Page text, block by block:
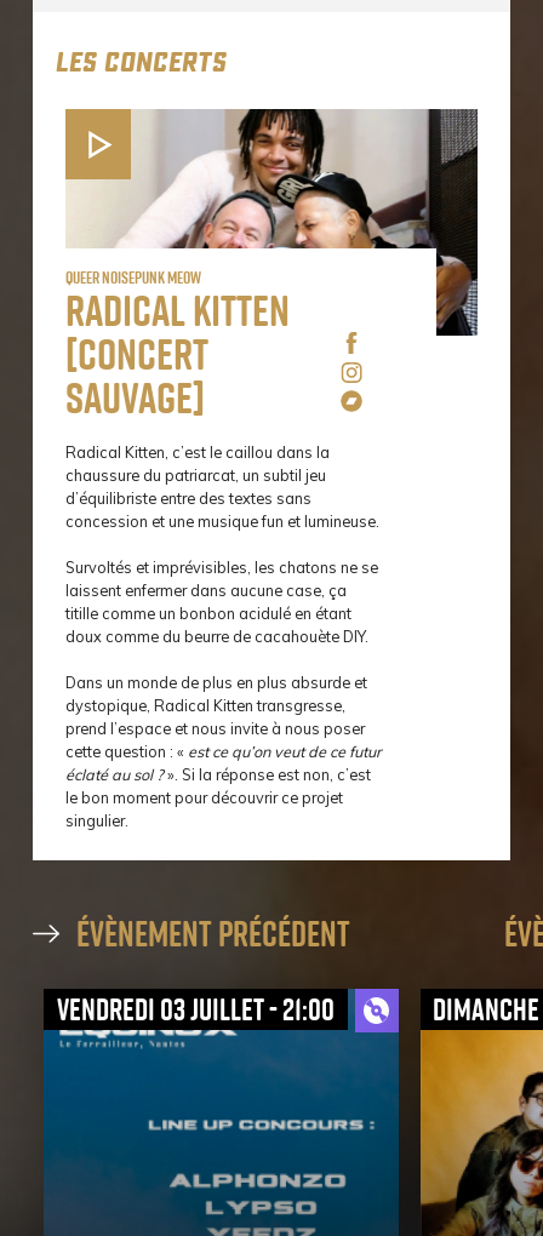
LES CONCERTS
queer noisepunk meow
Radical Kitten
[concert
sauvage]
Radical Kitten, c’est le caillou dans la
chaussure du patriarcat, un subtil jeu
d’équilibriste entre des textes sans
concession et une musique fun et lumineuse.
Survoltés et imprévisibles, les chatons ne se
laissent enfermer dans aucune case, ça
titille comme un bonbon acidulé en étant
doux comme du beurre de cacahouète DIY.
Dans un monde de plus en plus absurde et
dystopique, Radical Kitten transgresse,
prend l’espace et nous invite à nous poser
cette question : « est ce qu’on veut de ce futur
éclaté au sol ?». Si la réponse est non, c’est
le bon moment pour découvrir ce projet
singulier.
évènement précédent
vendredi 03 juillet - 21:00